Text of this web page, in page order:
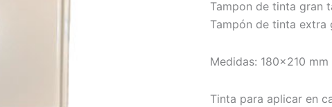
Tampon de tinta gran
Tampón de tinta extra
Medidas: 180×210 mm
Tinta para aplicar en